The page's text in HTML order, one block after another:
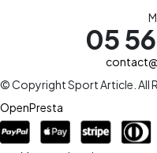
05
© Copyright Sport Article. All
OpenPresta